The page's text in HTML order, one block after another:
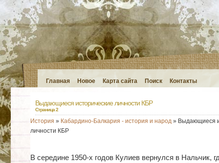
Главная Новое Карта сайта Поиск Контакты
Выдающиеся исторические личности КБР
Страница 2
История » Кабардино-Балкария - история и народ» Выдающиеся
личности КБР
В середине 1950-х годов Кулиев вернулся в Нальчик,